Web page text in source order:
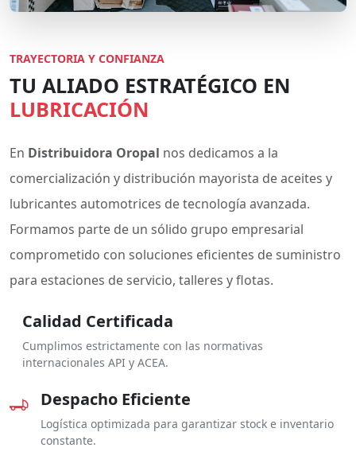
TRAYECTORIA Y CONFIANZA
TU ALIADO ESTRATÉGICO EN
LUBRICACIÓN
En Distribuidora Oropal nos dedicamos a la
comercialización y distribución mayorista de aceites y
lubricantes automotrices de tecnología avanzada.
Formamos parte de un sólido grupo empresarial
comprometido con soluciones eficientes de suministro
para estaciones de servicio, talleres y flotas.
Calidad Certificada
Cumplimos estrictamente con las normativas
internacionales API y ACEA.
Despacho Eficiente
Logística optimizada para garantizar stock e inventario
constante.